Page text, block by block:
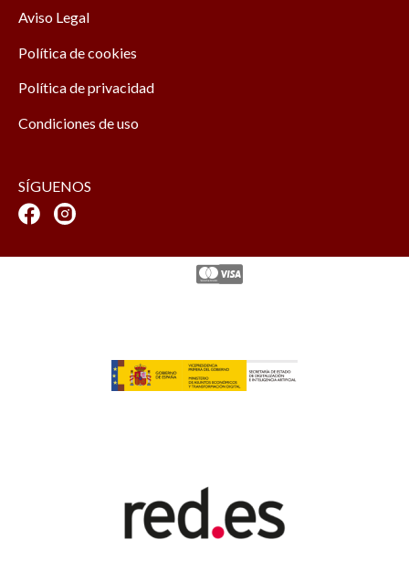
Aviso Legal
Política de cookies
Política de privacidad
Condiciones de uso
SÍGUENOS